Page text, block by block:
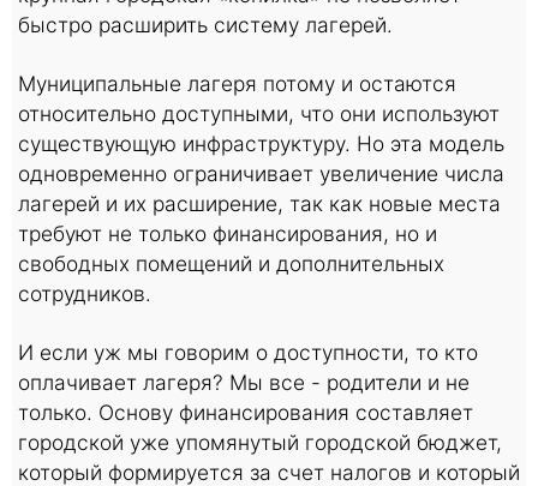
быстро расширить систему лагерей.
Муниципальные лагеря потому и остаются
относительно доступными, что они используют
существующую инфраструктуру. Но эта модель
одновременно ограничивает увеличение числа
лагерей и их расширение, так как новые места
требуют не только финансирования, но и
свободных помещений и дополнительных
сотрудников.
И если уж мы говорим о доступности, то кто
оплачивает лагеря? Мы все - родители и не
только. Основу финансирования составляет
городской уже упомянутый городской бюджет,
который формируется за счет налогов и который